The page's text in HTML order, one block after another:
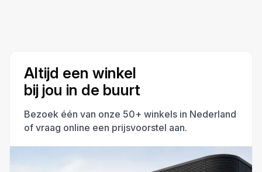
Altijd een winkel
bij jou in de buurt
Bezoek één van onze 50+ winkels in Nederland
of vraag online een prijsvoorstel aan.